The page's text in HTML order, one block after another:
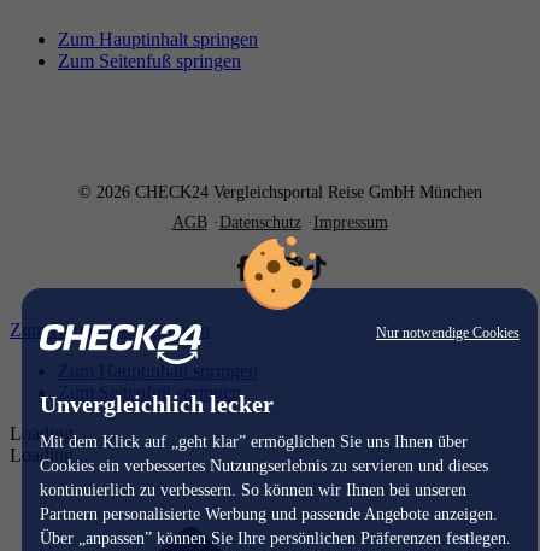
Nur notwendige Cookies
Unvergleichlich lecker
Mit dem Klick auf „geht klar” ermöglichen Sie uns Ihnen über
Cookies ein verbessertes Nutzungserlebnis zu servieren und dieses
kontinuierlich zu verbessern. So können wir Ihnen bei unseren
Partnern personalisierte Werbung und passende Angebote anzeigen.
Über „anpassen” können Sie Ihre persönlichen Präferenzen festlegen.
Zum Hauptinhalt springen
Zum Seitenfuß springen
© 2026 CHECK24 Vergleichsportal Reise GmbH München
AGB
Datenschutz Impressum
Zum Hauptinhalt springen
Zum Hauptinhalt springen
Zum Seitenfuß springen
Loading...
Loading...